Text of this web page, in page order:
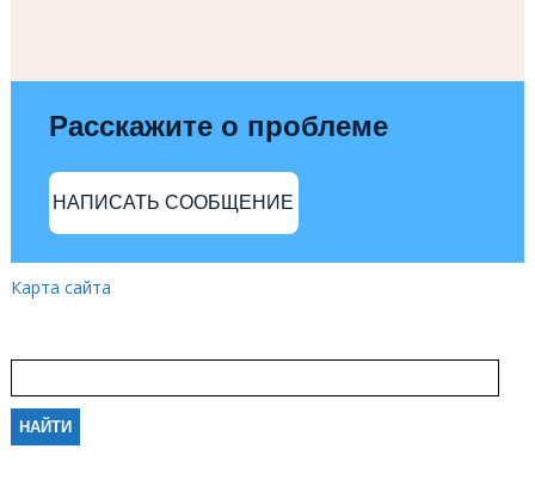
Расскажите о проблеме
НАПИСАТЬ СООБЩЕНИЕ
Карта сайта